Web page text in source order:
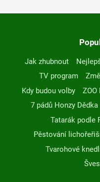
Jak zhubnout
TV program
Kdy budou volby
ZOO
7 pádů Honzy Dědka
Tatarák podle
Pěstování
Tvarohové